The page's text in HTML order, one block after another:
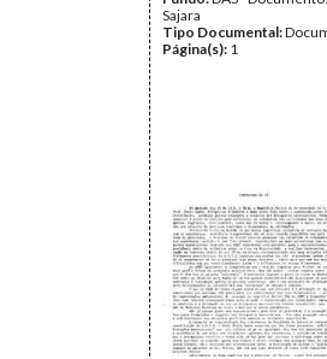
Sajara
Tipo Documental:
Página(s): 1